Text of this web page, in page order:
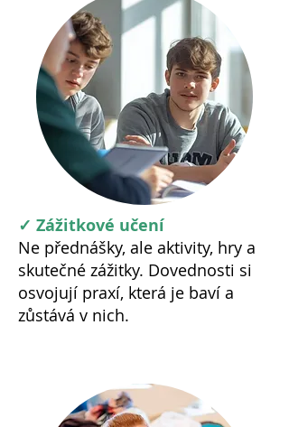
✓ Zážitkové učení
Ne přednášky, ale aktivity, hry a
skutečné zážitky. Dovednosti si
osvojují praxí, která je baví a
zůstává v nich.